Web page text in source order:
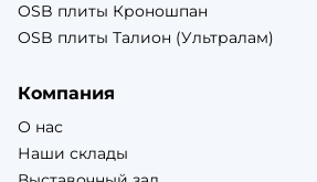
OSB плиты Кроношпан
OSB плиты Талион (Ультралам)
Компания
О нас
Наши склады